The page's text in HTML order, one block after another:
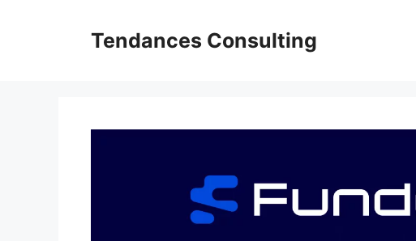
Tendances Consulting